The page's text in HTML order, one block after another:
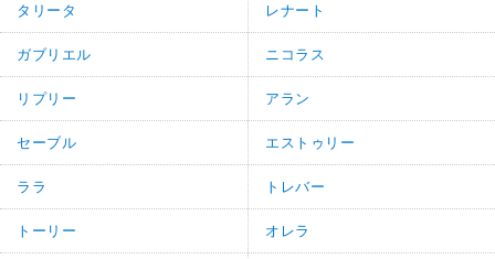
タリータ レナート
ガブリエル ニコラス
リプリー アラン
セーブル エストゥリー
ララ トレバー
トーリー オレラ